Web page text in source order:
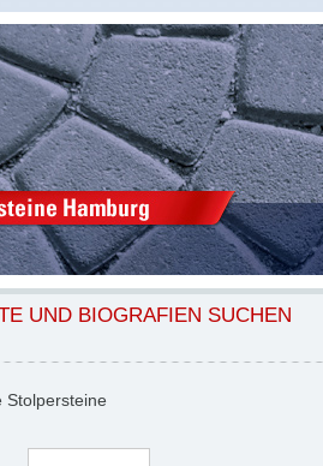
UND BIOGRAFIEN SUCHEN
Stolpersteine